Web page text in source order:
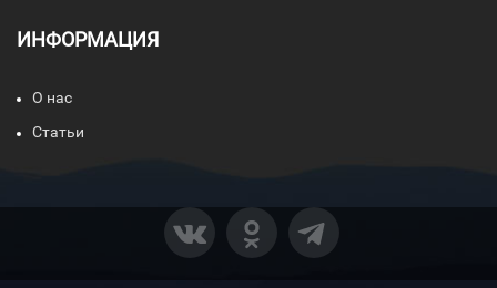
ИНФОРМАЦИЯ
О нас
Статьи